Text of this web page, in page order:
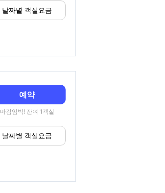
날짜별 객실요금
예약
마감임박! 잔여 1객실
날짜별 객실요금